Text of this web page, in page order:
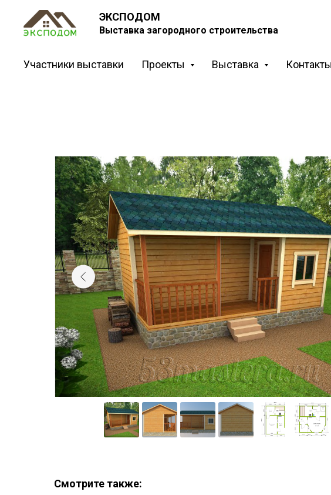
ЭКСПОДОМ
Выставка загородного строительства
Участники выставки Проекты Выставка Контакты
Смотрите также: